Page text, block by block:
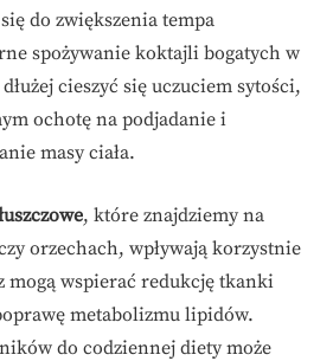
do zwiększenia tempa
spożywanie koktajli bogatych w
cieszyć się uczuciem sytości,
ochotę na podjadanie i
masy ciała.
, które znajdziemy na
orzechach, wpływają korzystnie
mogą wspierać redukcję tkanki
metabolizmu lipidów.
do codziennej diety może